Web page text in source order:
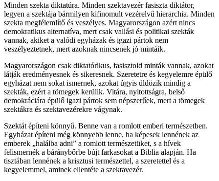
Minden szekta diktatúra. Minden szektavezér fasiszta diktátor,
legyen a szektája bármilyen kifinomult vezérelvű hierarchia. Minden
szekta megfélemlítő és veszélyes. Magyarországon azért nincs
demokratikus alternatíva, mert csak vallási és politikai szekták
vannak, akiket a valódi egyházak és igazi pártok nem
veszélyeztetnek, mert azoknak nincsenek jó mintáik.
Magyarországon csak diktatórikus, fasisztoid minták vannak, azokat
látják eredményesnek és sikeresnek. Szeretetre és kegyelemre épülő
egyházat nem sokat ismernek, azokat úgyis üldözik mindig a
szekták, ezért a tömegek kerülik. Vitára, nyitottságra, belső
demokráciára épülő igazi pártok sem népszerűek, mert a tömegek
szektákra és szektavezérekre vágynak.
Szektát építeni könnyű. Benne van a romlott emberi természetben.
Egyházat építeni még könnyebb lenne, ha képesek lennének az
emberek „halálba adni” a romlott természetüket, s a hívek
felismernék a báránybőrbe bújt farkasokat a Biblia alapján. Ha
tisztában lennének a krisztusi természettel, a szeretettel és a
kegyelemmel, aminek ellentéte a szektavezér.